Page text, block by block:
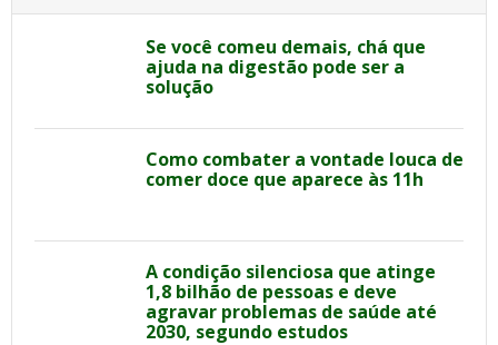
Se você comeu demais, chá que
ajuda na digestão pode ser a
solução
Como combater a vontade louca de
comer doce que aparece às 11h
A condição silenciosa que atinge
1,8 bilhão de pessoas e deve
agravar problemas de saúde até
2030, segundo estudos